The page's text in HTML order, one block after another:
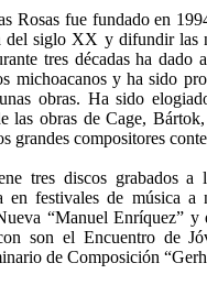
Rosas fue fundado en
del siglo XX y difundir las
tres décadas ha dado
michoacanos y ha sido
obras. Ha sido
las obras de Cage,
grandes compositores
tres discos grabados
en festivales de música a
“Manuel Enríquez” y
son el Encuentro de
de Composición